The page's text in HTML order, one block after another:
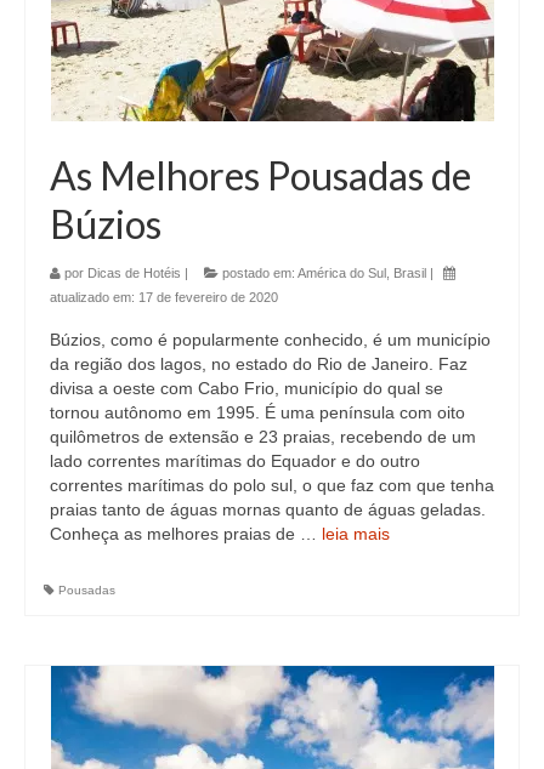
As Melhores Pousadas de
Búzios
por Dicas de Hotéis | postado em: América do Sul Brasil |
atualizado em: 17 de fevereiro de 2020
Búzios, como é popularmente conhecido, é um município
da região dos lagos, no estado do Rio de Janeiro. Faz
divisa a oeste com Cabo Frio, município do qual se
tornou autônomo em 1995. É uma península com oito
quilômetros de extensão e 23 praias, recebendo de um
lado correntes marítimas do Equador e do outro
correntes marítimas do polo sul, o que faz com que tenha
praias tanto de águas mornas quanto de águas geladas.
Conheça as melhores praias de … leia mais
Pousadas